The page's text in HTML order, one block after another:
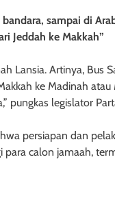
sampai di
Jeddah ke Makkah”
Lansia. Artinya, Bus
ke Madinah
pungkas legislator
persiapan dan
calon jamaah,